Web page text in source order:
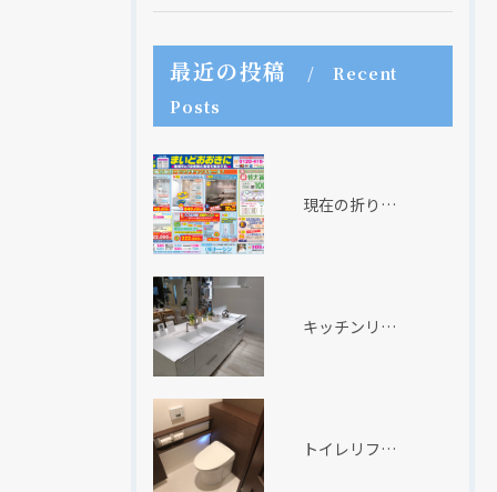
最近の投稿
Recent
Posts
現在の折り込みチラシ
キッチンリフォーム
トイレリフォーム